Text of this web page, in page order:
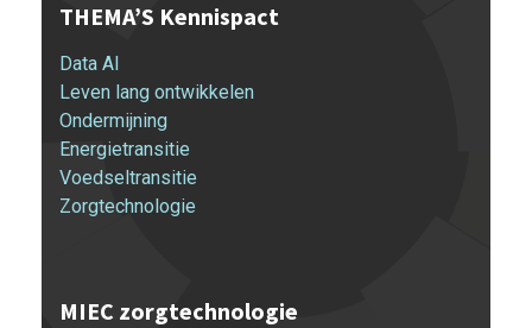
THEMA’S Kennispact
Data AI
Leven lang ontwikkelen
Ondermijning
Energietransitie
Voedseltransitie
Zorgtechnologie
MIEC zorgtechnologie